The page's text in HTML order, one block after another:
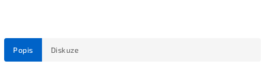
Popis Diskuze